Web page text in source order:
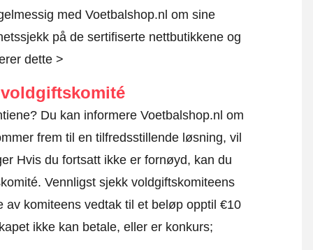
med Voetbalshop.nl om sine
på de sertifiserte nettbutikkene og
dette >
Du kan informere Voetbalshop.nl om
frem til en tilfredsstillende løsning, vil
Hvis du fortsatt ikke er fornøyd, kan du
Vennligst sjekk voldgiftskomiteens
komiteens vedtak til et beløp opptil €10
ikke kan betale, eller er konkurs;